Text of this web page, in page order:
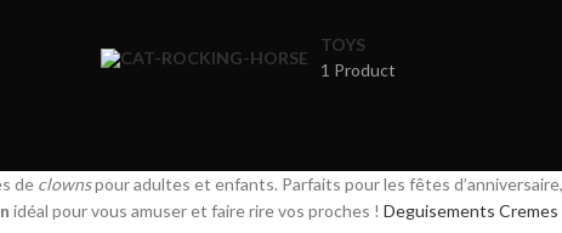
TOYS
1 Product
de clownspour adultes et enfants. Parfaits pour les fêtes
idéal pour vous amuser et faire rire vos proches ! Deguisements Cremes